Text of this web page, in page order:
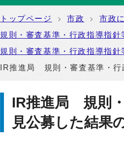
トップページ 市政 市政
規則・審査基準・行政指導指針
規則・審査基準・行政指導指
IR推進局 規則・審査基準・行
IR推進局 規則
見公募した結果